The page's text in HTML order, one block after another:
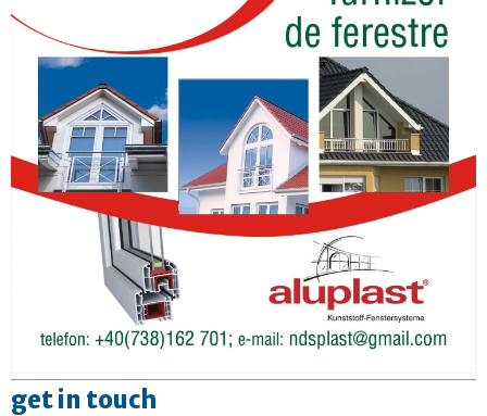
get in touch